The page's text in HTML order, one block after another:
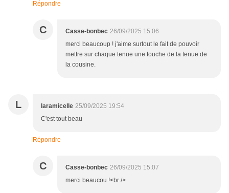
Répondre
C Casse-bonbec 26/09/2025 15:06
merci beaucoup ! j'aime surtout le fait de pouvoir
mettre sur chaque tenue une touche de la tenue de
la cousine.
L laramicelle 25/09/2025 19:54
C'est tout beau
Répondre
C Casse-bonbec 26/09/2025 15:07
merci beaucou !<br />